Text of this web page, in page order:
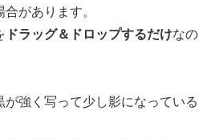
があります。
ドラッグ＆ドロップするだけなの
強く写って少し影になっている